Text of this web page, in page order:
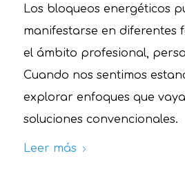
Los bloqueos energéticos
manifestarse en diferentes
el ámbito profesional,
Cuando nos sentimos
explorar enfoques que
soluciones convencionales.
Leer más